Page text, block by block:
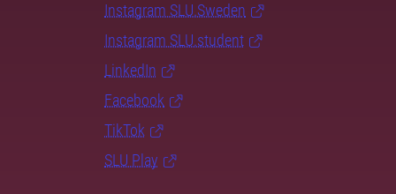
Instagram SLU.Sweden
Instagram SLU.student
LinkedIn
Facebook
TikTok
SLU Play